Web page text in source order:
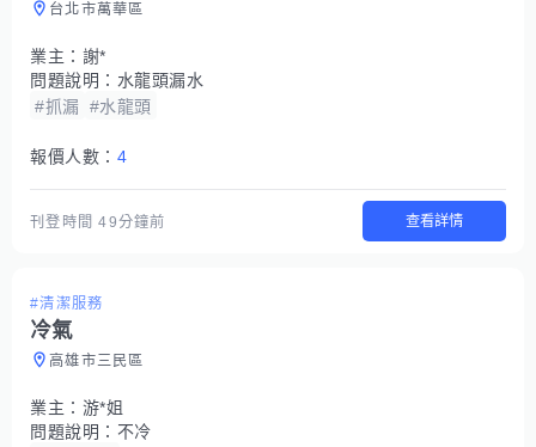
台北市萬華區
業主： 謝*
問題說明： 水龍頭漏水
#抓漏 #水龍頭
報價人數： 4
刊登時間49分鐘前 查看詳情
#清潔服務
冷氣
高雄市三民區
業主： 游*姐
問題說明： 不冷